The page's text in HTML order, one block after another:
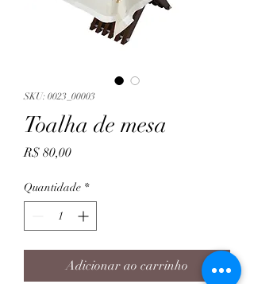
SKU: 0023_00003
Toalha de mesa
R$ 80,00Preço
Quantidade *
Adicionar ao carrinho